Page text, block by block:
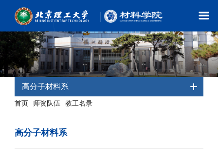
高分子材料系
首页 师资队伍 教工名录
高分子材料系